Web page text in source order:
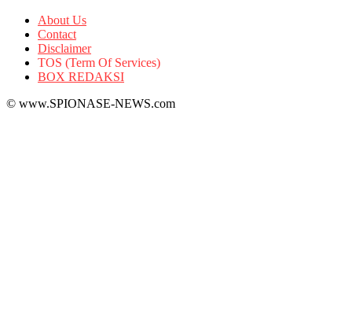
About Us
Contact
Disclaimer
TOS (Term Of Services)
BOX REDAKSI
© www.SPIONASE-NEWS.com